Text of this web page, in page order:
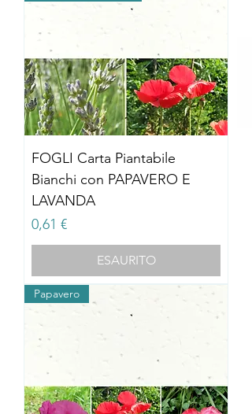
FOGLI Carta Piantabile
Bianchi con PAPAVERO E
LAVANDA
Prezzo
0,61 €
ESAURITO
Papavero